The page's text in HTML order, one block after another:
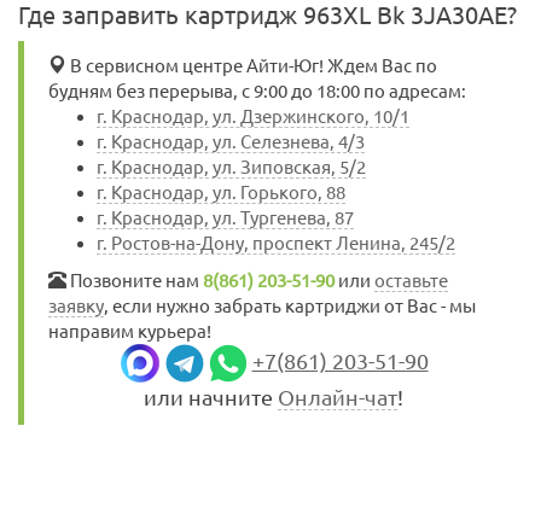
Где заправить картридж 963XL Bk 3JA30AE?
В сервисном центре Айти-Юг! Ждем Вас по
будням без перерыва, с 9:00 до 18:00 по адресам:
г. Краснодар, ул. Дзержинского, 10/1
г. Краснодар, ул. Селезнева, 4/3
г. Краснодар, ул. Зиповская, 5/2
г. Краснодар, ул. Горького, 88
г. Краснодар, ул. Тургенева, 87
г. Ростов-на-Дону, проспект Ленина, 245/2
Позвоните нам 8(861) 203-51-90или оставьте
заявку, если нужно забрать картриджи от Вас - мы
направим курьера!
+7(861) 203-51-90
или начните Онлайн-чат!